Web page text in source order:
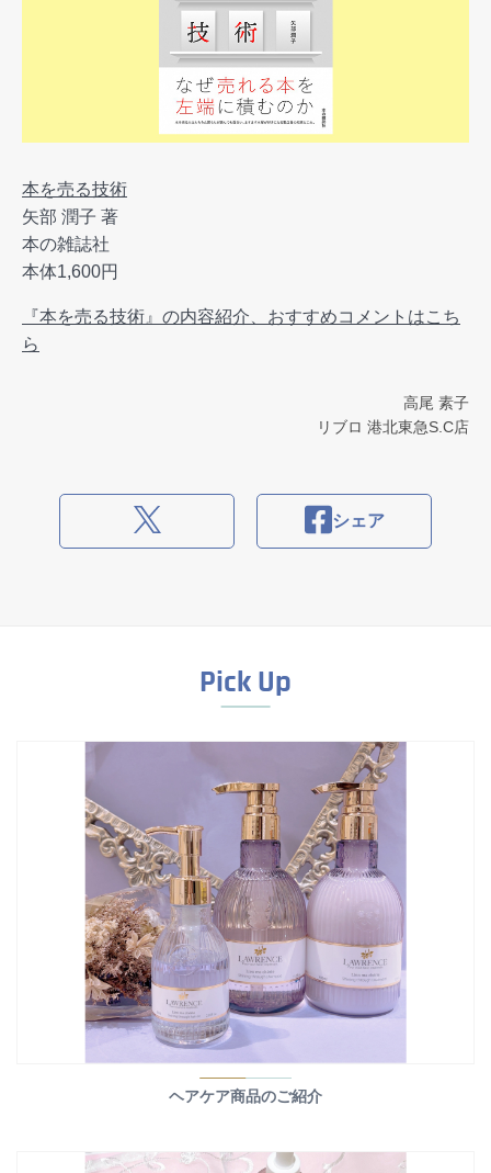
本を売る技術
矢部 潤子 著
本の雑誌社
本体1,600円
『本を売る技術』の内容紹介、おすすめコメントはこち
ら
高尾 素子
リブロ 港北東急S.C店
シェア
Pick Up
ヘアケア商品のご紹介